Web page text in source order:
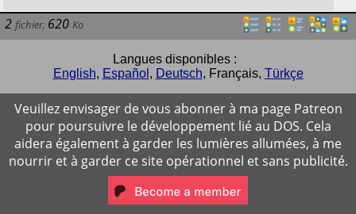
2 fichier, 620 Ko
Langues disponibles :
English, Español , Deutsch, Français, Türkçe
Veuillez envisager de vous abonner à ma page Patreon
pour poursuivre le développement lié au DOS. Cela
aidera également à garder les lumières allumées, à me
nourrir et à garder ce site opérationnel et sans publicité.